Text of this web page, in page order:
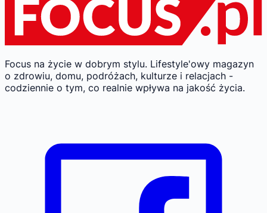
Focus na życie w dobrym stylu. Lifestyle'owy magazyn
o zdrowiu, domu, podróżach, kulturze i relacjach -
codziennie o tym, co realnie wpływa na jakość życia.